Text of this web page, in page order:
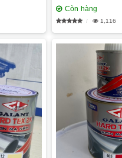
Còn hàng
1,116